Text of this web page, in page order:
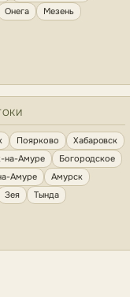
Онега Мезень
Поярково
Хабаровск
на-Амуре
Богородское
Амуре
Амурск
Зея Тында